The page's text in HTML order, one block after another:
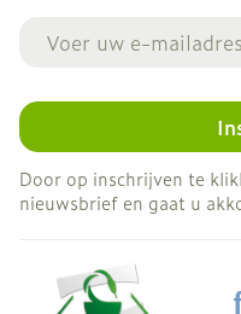
Door op inschrijven te
nieuwsbrief en gaat u